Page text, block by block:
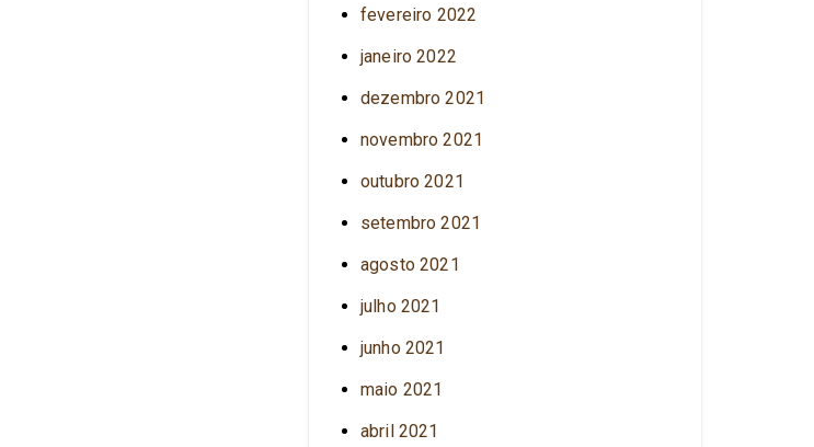
fevereiro 2022
janeiro 2022
dezembro 2021
novembro 2021
outubro 2021
setembro 2021
agosto 2021
julho 2021
junho 2021
maio 2021
abril 2021